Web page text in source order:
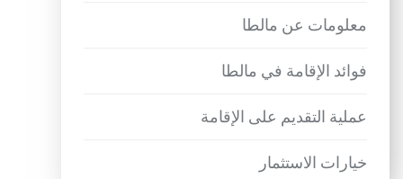
معلومات عن مالطا
فوائد الإقامة في مالطا
عملية التقديم على الإقامة
خيارات الاستثمار